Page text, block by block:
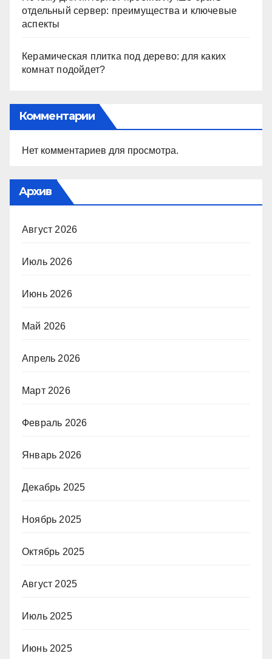
отдельный сервер: преимущества и ключевые
аспекты
Керамическая плитка под дерево: для каких
комнат подойдет?
Комментарии
Нет комментариев для просмотра.
Архив
Август 2026
Июль 2026
Июнь 2026
Май 2026
Апрель 2026
Март 2026
Февраль 2026
Январь 2026
Декабрь 2025
Ноябрь 2025
Октябрь 2025
Август 2025
Июль 2025
Июнь 2025